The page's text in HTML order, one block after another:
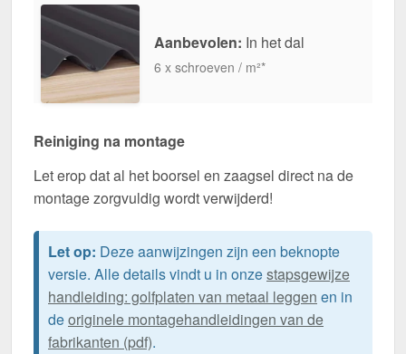
Aanbevolen: In het dal
6 x schroeven / m²*
Reiniging na montage
Let erop dat al het boorsel en zaagsel direct na de
montage zorgvuldig wordt verwijderd!
Let op: Deze aanwijzingen zijn een beknopte
versie. Alle details vindt u in onzestapsgewijze
handleiding: golfplaten van metaal leggen en in
deoriginele montagehandleidingen van de
fabrikanten (pdf).